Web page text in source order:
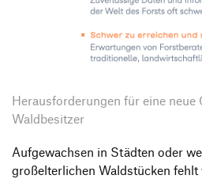
Herausforderungen für eine neue
Waldbesitzer
Aufgewachsen in Städten oder
großelterlichen Waldstücken fehlt